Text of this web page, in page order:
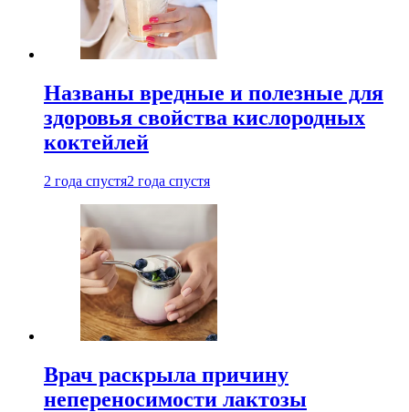
Названы вредные и полезные для
здоровья свойства кислородных
коктейлей
2 года спустя2 года спустя
Врач раскрыла причину
непереносимости лактозы